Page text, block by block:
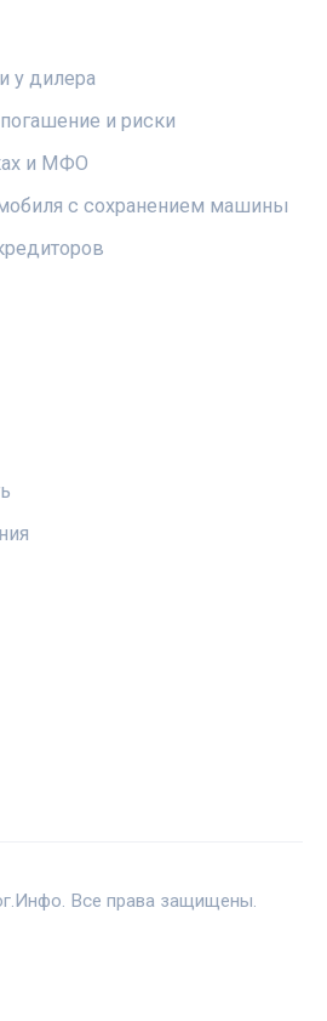
у дилера
и риски
и МФО
с сохранением машины
Все права защищены.